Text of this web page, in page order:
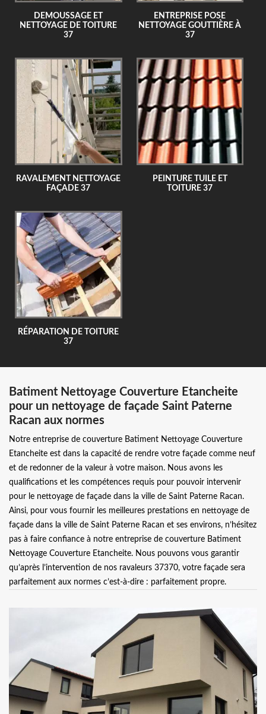
DEMOUSSAGE ET
NETTOYAGE DE TOITURE
37
ENTREPRISE POSE
NETTOYAGE GOUTTIÈRE À
37
RAVALEMENT NETTOYAGE
FAÇADE 37
PEINTURE TUILE ET
TOITURE 37
RÉPARATION DE TOITURE
37
Batiment Nettoyage Couverture Etancheite
pour un nettoyage de façade Saint Paterne
Racan aux normes
Notre entreprise de couverture Batiment Nettoyage Couverture
Etancheite est dans la capacité de rendre votre façade comme neuf
et de redonner de la valeur à votre maison. Nous avons les
qualifications et les compétences requis pour pouvoir intervenir
pour le nettoyage de façade dans la ville de Saint Paterne Racan.
Ainsi, pour vous fournir les meilleures prestations en nettoyage de
façade dans la ville de Saint Paterne Racan et ses environs, n’hésitez
pas à faire confiance à notre entreprise de couverture Batiment
Nettoyage Couverture Etancheite. Nous pouvons vous garantir
qu’après l’intervention de nos ravaleurs 37370, votre façade sera
parfaitement aux normes c’est-à-dire : parfaitement propre.